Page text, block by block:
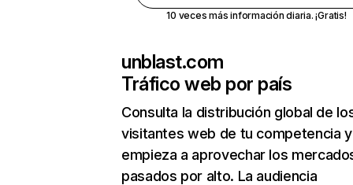
10 veces más información diaria. ¡Gratis!
unblast.com
Tráfico web por país
Consulta la distribución global de
visitantes web de tu competencia y
empieza a aprovechar los
pasados por alto. La audiencia